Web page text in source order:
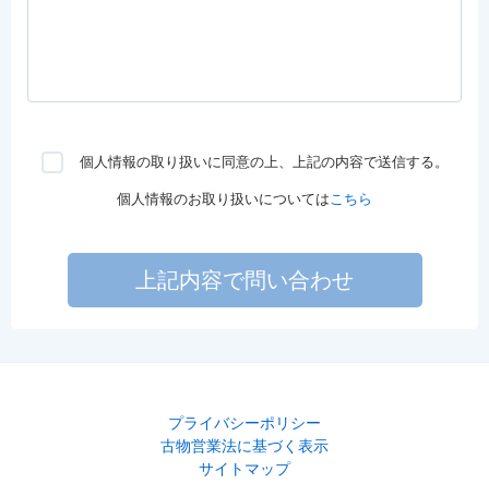
個人情報の取り扱いに同意の上、上記の内容で送信する。
個人情報のお取り扱いについてはこちら
上記内容で問い合わせ
プライバシーポリシー
古物営業法に基づく表示
サイトマップ